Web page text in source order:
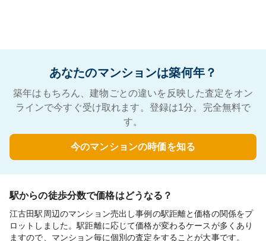
あなたのマンションは築何年？
築年はもちろん、建物ごとの違いを反映した査定をオン
ラインで今すぐ受け取れます。登録は1分。完全無料で
す。
今のマンションの時価を知る
駅からの徒歩分数で価格はどうなる？
江古田駅周辺のマンション売出し事例の駅距離と価格の関係をプ
ロットしました。駅距離に応じて価格が変わるケースが多くあり
ますので、マンション毎に個別の査定をすることが大事です。